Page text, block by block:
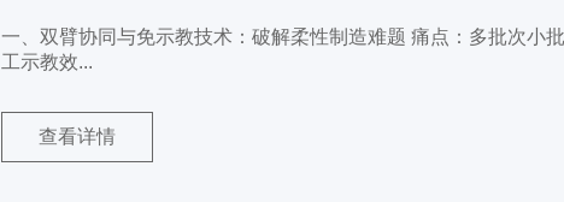
一、双臂协同与免示教技术：破解柔性制造难题 痛点：多批次小
工示教效...
查看详情